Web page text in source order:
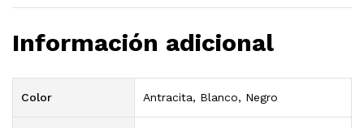
Información adicional
Color Antracita, Blanco, Negro